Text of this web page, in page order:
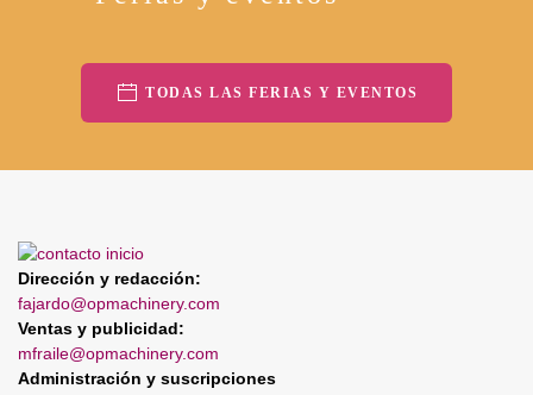
TODAS LAS FERIAS Y EVENTOS
Dirección y redacción:
fajardo@opmachinery.com
Ventas y publicidad:
mfraile@opmachinery.com
Administración y suscripciones